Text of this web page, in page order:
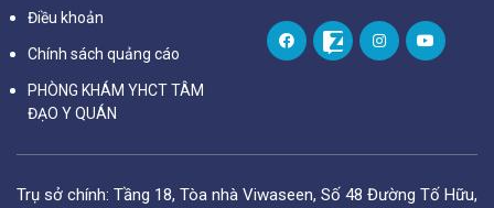
Điều khoản
Chính sách quảng cáo
PHÒNG KHÁM YHCT TÂM
ĐẠO Y QUÁN
Trụ sở chính: Tầng 18, Tòa nhà Viwaseen, Số 48 Đường Tố Hữu,